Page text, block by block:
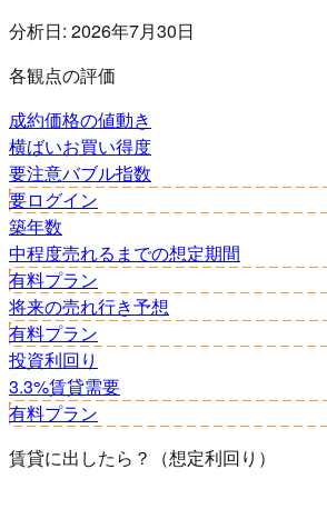
分析日: 2026年7月30日
各観点の評価
成約価格の値動き
横ばいお買い得度
要注意バブル指数
要ログイン
築年数
中程度売れるまでの想定期間
有料プラン
将来の売れ行き予想
有料プラン
投資利回り
3.3%賃貸需要
有料プラン
賃貸に出したら？（想定利回り）